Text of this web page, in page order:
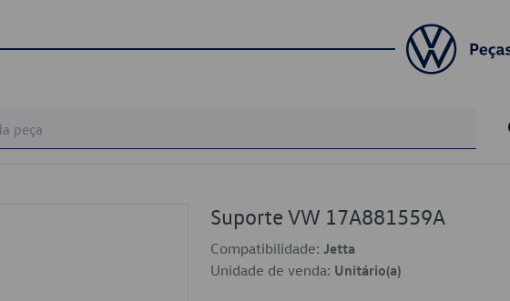
Suporte VW 17A881559A
Compatibilidade: Jetta
Unidade de venda: Unitário(a)